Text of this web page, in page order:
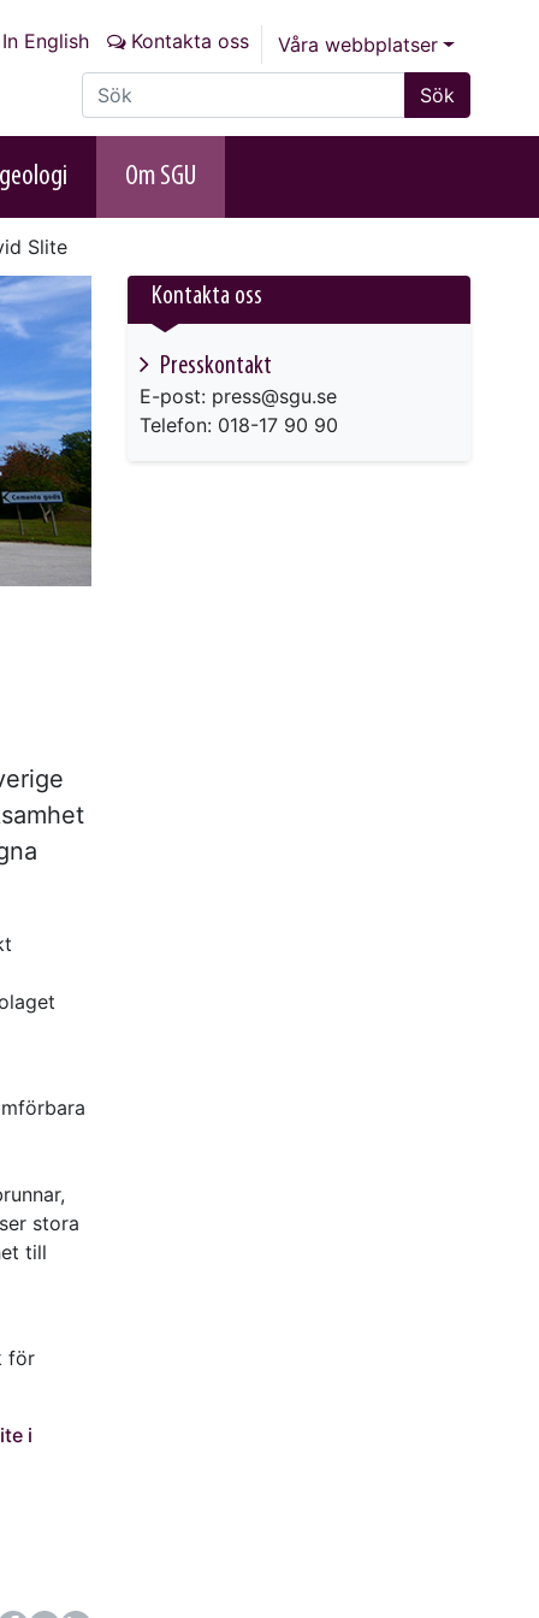
In English Kontakta oss
Våra webbplatser
Sök på sajten
Sök
Om SGU
Slite
stora
till
för
i
Kontakta oss
Presskontakt
E-post: press@sgu.se
Telefon: 018-17 90 90